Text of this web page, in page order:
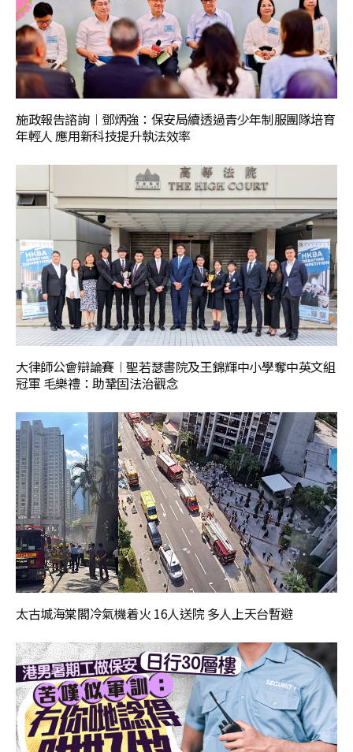
施政報告諮詢︱鄧炳強：保安局續透過青少年制服團隊培育
年輕人 應用新科技提升執法效率
大律師公會辯論賽︱聖若瑟書院及王錦輝中小學奪中英文組
冠軍 毛樂禮：助鞏固法治觀念
太古城海棠閣冷氣機着火 16人送院 多人上天台暫避